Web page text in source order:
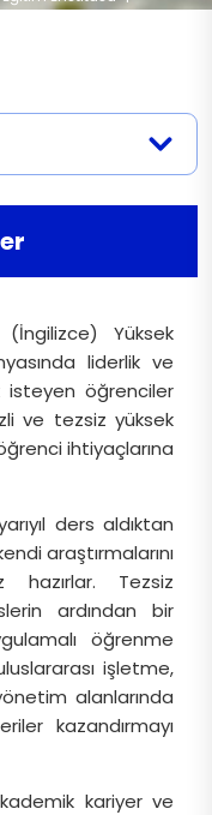
Yüksek
liderlik ve
isteyen öğrenciler
ve tezsiz yüksek
ihtiyaçlarına
ders aldıktan
araştırmalarını
Tezsiz
ardından bir
öğrenme
işletme,
alanlarında
kazandırmayı
kariyer ve